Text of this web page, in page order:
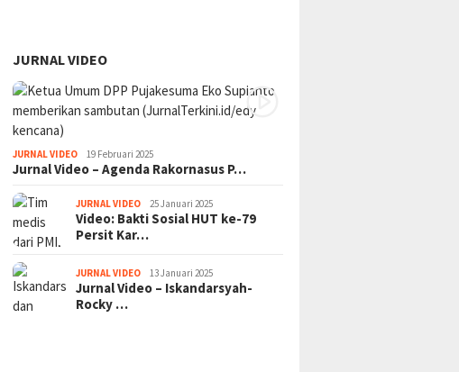
JURNAL VIDEO
JURNAL VIDEO 19 Februari 2025
Jurnal Video – Agenda Rakornasus P…
JURNAL VIDEO 25 Januari 2025
Video: Bakti Sosial HUT ke-79
Persit Kar…
JURNAL VIDEO 13 Januari 2025
Jurnal Video – Iskandarsyah-
Rocky …